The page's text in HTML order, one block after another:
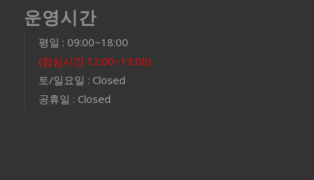
운영시간
평일 : 09:00~18:00
(점심시간 12:00~13:00)
토/일요일 : Closed
공휴일 : Closed